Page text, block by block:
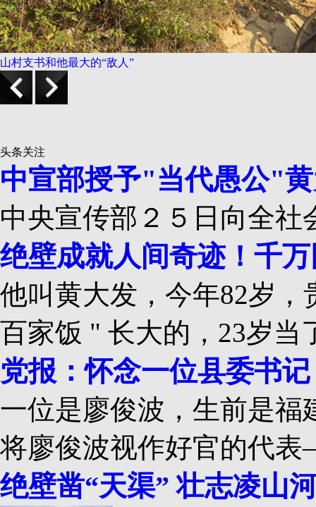
山村支书和他最大的“敌人”
头条关注
中宣部授予"当代愚公"
中央宣传部２５日向全社
绝壁成就人间奇迹！千
他叫黄大发，今年82岁
百家饭 " 长大的，23岁当
党报：怀念一位县委书
一位是廖俊波，生前是福
将廖俊波视作好官的代
绝壁凿“天渠” 壮志凌山